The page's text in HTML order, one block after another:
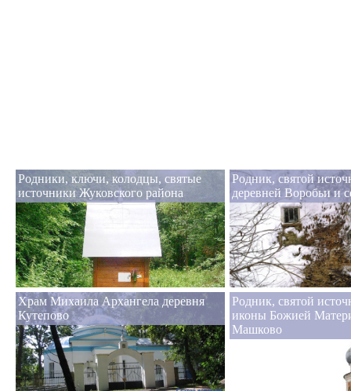
Родники, ключи, колодцы, святые
источники Жуковского района
Родник, святой
деревней Воробьи и
Храм Михаила Архангела деревня
Кутепово
Родник, святой
иконы Божией
Машково